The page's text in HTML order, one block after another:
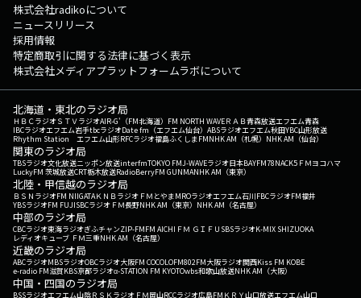
株式会社radikoについて
ニュースリリース
採用情報
特定商取引に関する法律に基づく表示
株式会社メディアプラットフォームラボについて
北海道・東北のラジオ局
ＨＢＣラジオＳＴＶラジオAIR-G'（FM北海道） FM NORTH WAVEＲＡＢ青森放送エフエム青森
IBCラジオエフエム岩手tbcラジオDate fm（エフエム仙台） ABSラジオエフエム秋田YBC山形放送
Rhythm Station エフエム山形RFCラジオ福島ふくしまFMNHK AM（札幌） NHK AM（仙台）
関東のラジオ局
TBSラジオ文化放送ニッポン放送interfmTOKYO FMJ-WAVEラジオ日本BAYFM78NACK5 ＦＭヨコハマ
LuckyFM 茨城放送CRT栃木放送RadioBerryFM GUNMANHK AM（東京）
北陸・甲信越のラジオ局
ＢＳＮラジオFM NIIGATAＫＮＢラジオ ＦＭとやまMROラジオエフエム石川FBCラジオFM福井
YBSラジオFM FUJISBCラジオ ＦＭ長野NHK AM（東京） NHK AM（名古屋）
中部のラジオ局
CBCラジオ東海ラジオぎふチャンZIP-FMFM AICHI ＦＭ ＧＩＦＵ SBSラジオK-MIX SHIZUOKA
レディオキューブ ＦＭ三重NHK AM（名古屋）
近畿のラジオ局
ABCラジオMBSラジオOBCラジオ大阪FM COCOLOFM802FM大阪ラジオ関西Kiss FM KOBE
e-radio FM滋賀KBS京都ラジオα-STATION FM KYOTOwbs和歌山放送NHK AM（大阪）
中国・四国のラジオ局
BSSラジオエフエム山陰ＲＳＫラジオ ＦＭ岡山RCCラジオ広島FM ＫＲＹ山口放送エフエム山口